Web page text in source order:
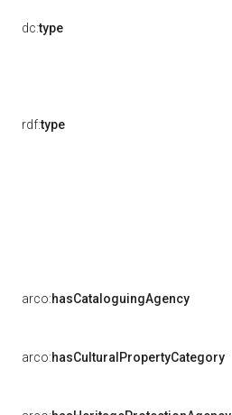
dc:type
rdf:type
arco:hasCataloguingAgency
arco:hasCulturalPropertyCategory